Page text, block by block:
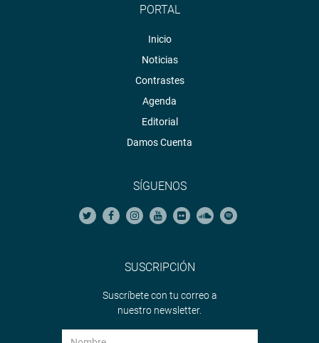
PORTAL
Inicio
Noticias
Contrastes
Agenda
Editorial
Damos Cuenta
SÍGUENOS
SUSCRIPCIÓN
Suscríbete con tu correo a
nuestro newsletter.